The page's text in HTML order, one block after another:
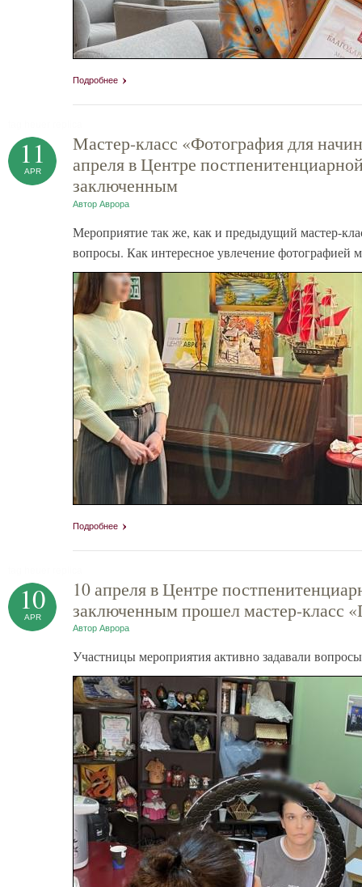
Подробнее
Мастер-класс «Фотография для
апреля в Центре
заключенным
Автор Аврора
11
APR
Мероприятие так же, как и предыдущий мастер-
вопросы. Как интересное увлечение фотографией
Подробнее
10 апреля в Центре
заключенным прошел мастер-класс
Автор Аврора
10
APR
Участницы мероприятия активно задавали